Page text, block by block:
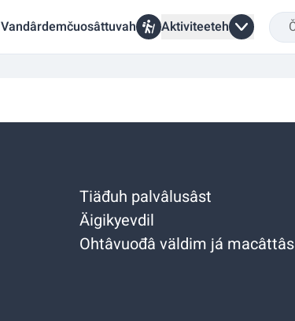
Vandârdemčuosâttuvah Aktiviteeteh
Tiäđuh palvâlusâst
Äigikyevdil
Ohtâvuođâ väldim já macâttâs